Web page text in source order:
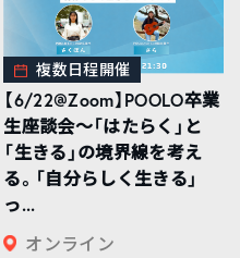
複数日程開催
【6/22@Zoom】POOLO卒業
生座談会〜「はたらく」と
「生きる」の境界線を考え
る。「自分らしく生きる」
っ...
オンライン